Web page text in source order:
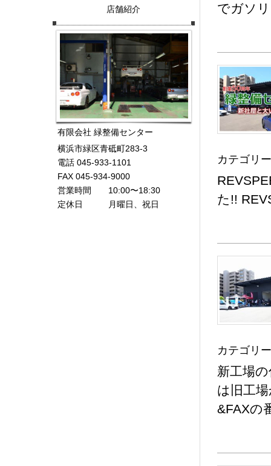
でガソ
カテゴリ
た!!
カテゴリ
新工場
は旧工
&FAXの
店舗紹介
有限会社 緑整備センター
横浜市緑区青砥町283-3
電話 045-933-1101
FAX 045-934-9000
営業時間 10:00〜18:30
定休日 月曜日、祝日